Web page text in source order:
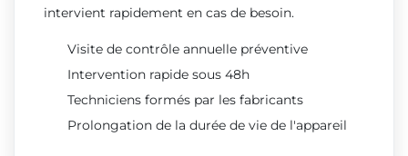
intervient rapidement en cas de besoin.
Visite de contrôle annuelle préventive
Intervention rapide sous 48h
Techniciens formés par les fabricants
Prolongation de la durée de vie de l'appareil